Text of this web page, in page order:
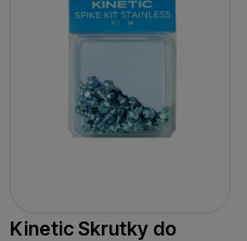
Kinetic Skrutky do